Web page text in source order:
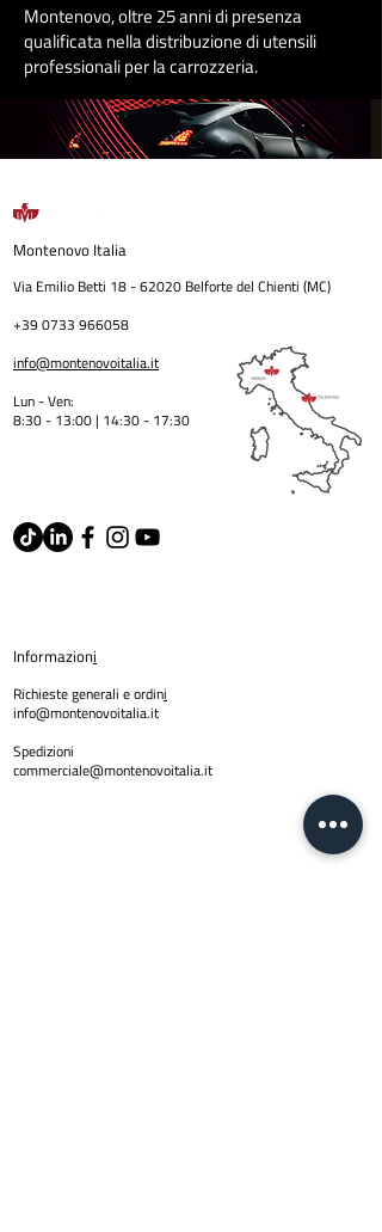
Montenovo, oltre 25 anni di presenza
qualificata nella distribuzione di utensili
professionali per la carrozzeria.
Montenovo Italia
Via Emilio Betti 18 - 62020 Belforte del Chienti (MC)
+39 0733 966058
info@montenovoitalia.it
Lun - Ven:
8:30 - 13:00 | 14:30 - 17:30
Informazioni
Richieste generali e ordini
info@montenovoitalia.it
Spedizioni
commerciale@montenovoitalia.it